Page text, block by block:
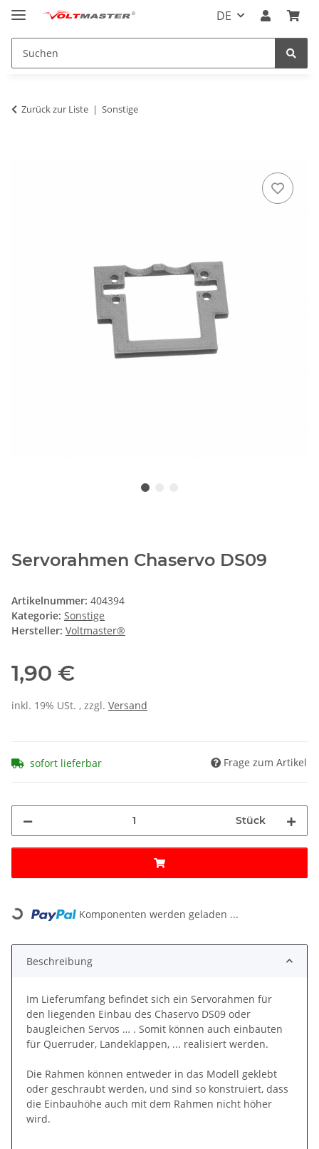
DE
Zurück zur Liste Sonstige
Servorahmen Chaservo DS09
Artikelnummer: 404394
Kategorie: Sonstige
Hersteller: Voltmaster®
1,90 €
inkl. 19% USt. , zzgl. Versand
sofort lieferbar Frage zum Artikel
Stück
Loading... Komponenten werden geladen ...
Beschreibung
Im Lieferumfang befindet sich ein Servorahmen für
den liegenden Einbau des Chaservo DS09 oder
baugleichen Servos … . Somit können auch einbauten
für Querruder, Landeklappen, ... realisiert werden.
Die Rahmen können entweder in das Modell geklebt
oder geschraubt werden, und sind so konstruiert, dass
die Einbauhöhe auch mit dem Rahmen nicht höher
wird.